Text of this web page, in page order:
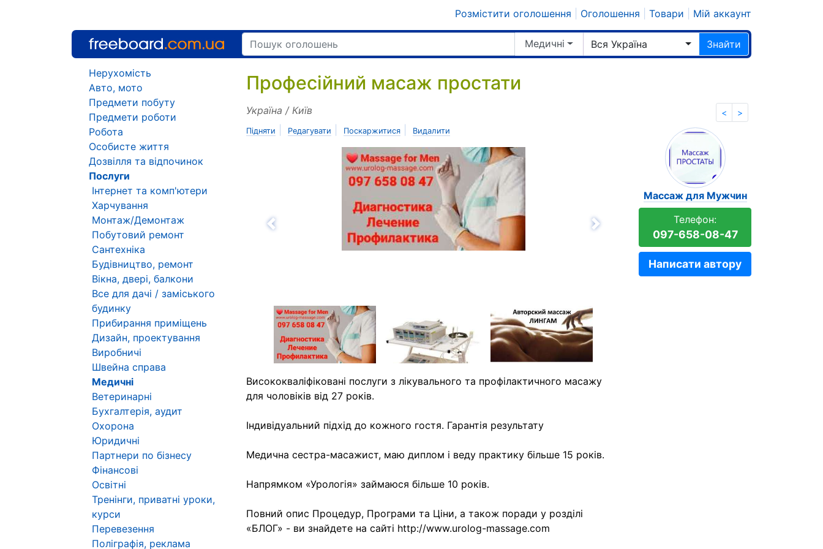
Розмістити оголошення Оголошення Товари Мій аккаунт
Медичні Вся Україна Знайти
Професійний масаж простати
< >
Україна / Київ
Підняти Редагувати Поскаржитися Видалити
Назад
Висококваліфіковані послуги з лікувального та профілактичного масажу
для чоловіків від 27 років.
Індивідуальний підхід до кожного гостя. Гарантія результату
Медична сестра-масажист, маю диплом і веду практику більше 15 років.
Напрямком «Урологія» займаюся більше 10 років.
Повний опис Процедур, Програми та Ціни, а також поради у розділі
«БЛОГ» - ви знайдете на сайті http://www.urolog-massage.com
Массаж для Мужчин
Телефон:
097-658-08-47
Написати автору
Нерухомість
Авто, мото
Предмети побуту
Предмети роботи
Робота
Особисте життя
Дозвілля та відпочинок
Послуги
Інтернет та комп'ютери
Харчування
Монтаж/Демонтаж
Побутовий ремонт
Сантехніка
Будівництво, ремонт
Вікна, двері, балкони
Все для дачі / заміського
будинку
Прибирання приміщень
Дизайн, проектування
Виробничі
Швейна справа
Медичні
Ветеринарні
Бухгалтерія, аудит
Охорона
Юридичні
Партнери по бізнесу
Фінансові
Освітні
Тренінги, приватні уроки,
курси
Перевезення
Поліграфія, реклама